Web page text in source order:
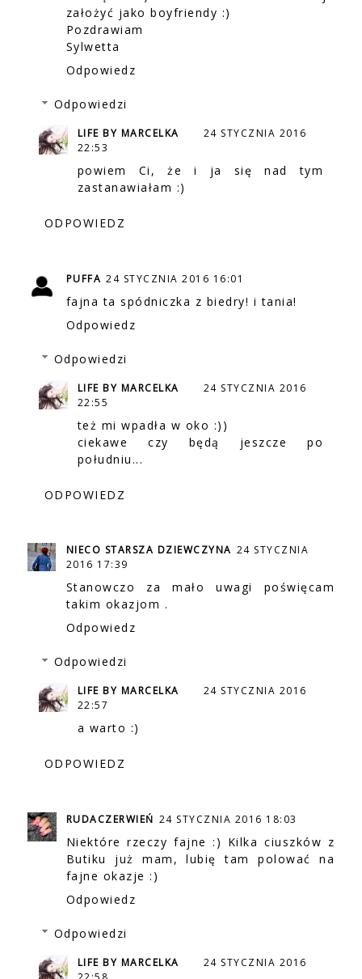
założyć jako boyfriendy :)
Pozdrawiam
Sylwetta
Odpowiedz
Odpowiedzi
LIFE BY MARCELKA
24 STYCZNIA 2016
22:53
powiem Ci, że i ja się nad tym
zastanawiałam :)
ODPOWIEDZ
PUFFA 24 STYCZNIA 2016 16:01
fajna ta spódniczka z biedry! i tania!
Odpowiedz
Odpowiedzi
LIFE BY MARCELKA
24 STYCZNIA 2016
22:55
też mi wpadła w oko :))
ciekawe czy będą jeszcze po
południu...
ODPOWIEDZ
NIECO STARSZA DZIEWCZYNA 24 STYCZNIA
2016 17:39
Stanowczo za mało uwagi poświęcam
takim okazjom .
Odpowiedz
Odpowiedzi
LIFE BY MARCELKA
24 STYCZNIA 2016
22:57
a warto :)
ODPOWIEDZ
RUDACZERWIEŃ 24 STYCZNIA 2016 18:03
Niektóre rzeczy fajne :) Kilka ciuszków z
Butiku już mam, lubię tam polować na
fajne okazje :)
Odpowiedz
Odpowiedzi
LIFE BY MARCELKA
24 STYCZNIA 2016